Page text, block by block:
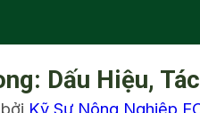
Dấu Hiệu,
bởi Kỹ Sư Nông Nghiệp